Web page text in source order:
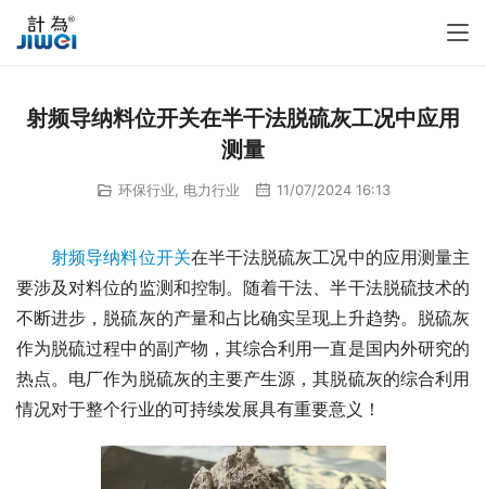
射频导纳料位开关在半干法脱硫灰工况中应用
测量
环保行业 电力行业 11/07/2024 16:13
射频导纳料位开关在半干法脱硫灰工况中的应用测量主
要涉及对料位的监测和控制。随着干法、半干法脱硫技术的
不断进步，脱硫灰的产量和占比确实呈现上升趋势。脱硫灰
作为脱硫过程中的副产物，其综合利用一直是国内外研究的
热点。电厂作为脱硫灰的主要产生源，其脱硫灰的综合利用
情况对于整个行业的可持续发展具有重要意义！